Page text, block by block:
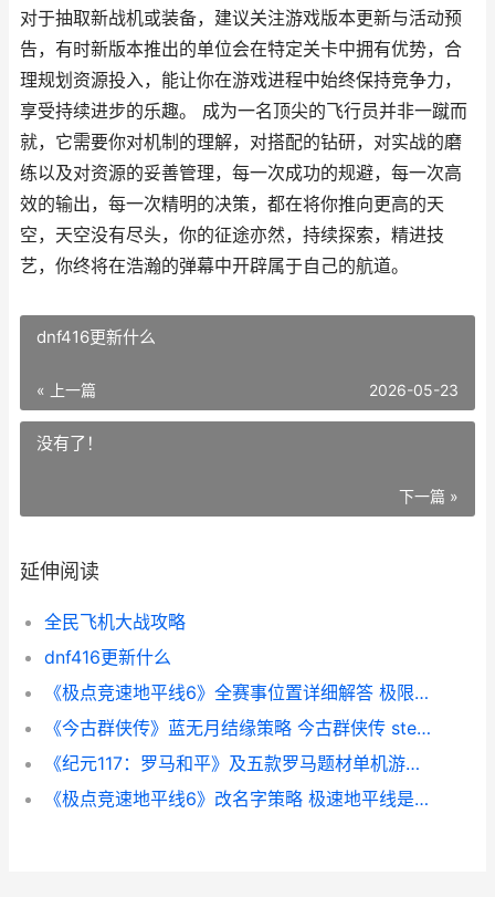
对于抽取新战机或装备，建议关注游戏版本更新与活动预
告，有时新版本推出的单位会在特定关卡中拥有优势，合
理规划资源投入，能让你在游戏进程中始终保持竞争力，
享受持续进步的乐趣。 成为一名顶尖的飞行员并非一蹴而
就，它需要你对机制的理解，对搭配的钻研，对实战的磨
练以及对资源的妥善管理，每一次成功的规避，每一次高
效的输出，每一次精明的决策，都在将你推向更高的天
空，天空没有尽头，你的征途亦然，持续探索，精进技
艺，你终将在浩瀚的弹幕中开辟属于自己的航道。
dnf416更新什么
« 上一篇 2026-05-23
没有了！
下一篇 »
延伸阅读
全民飞机大战攻略
dnf416更新什么
《极点竞速地平线6》全赛事位置详细解答 极限竞速地平线百度百科
《今古群侠传》蓝无月结缘策略 今古群侠传 steam
《纪元117：罗马和平》及五款罗马题材单机游戏主推 《纪元117:罗马和平》多少钱
《极点竞速地平线6》改名字策略 极速地平线是什么游戏